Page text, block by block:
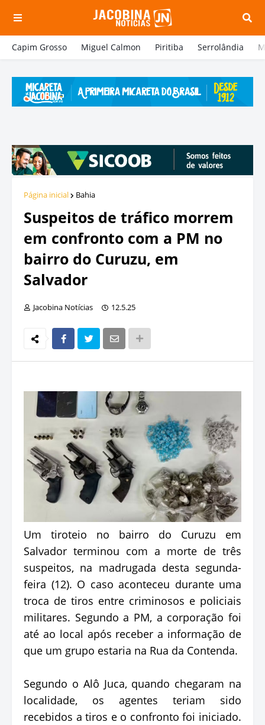
Capim Grosso Miguel Calmon Piritiba Serrolândia
Página inicial Bahia
Suspeitos de tráfico morrem
em confronto com a PM no
bairro do Curuzu, em
Salvador
Jacobina Notícias 12.5.25
Um tiroteio no bairro do Curuzu em
Salvador terminou com a morte de três
suspeitos, na madrugada desta segunda-
feira (12). O caso aconteceu durante uma
troca de tiros entre criminosos e policiais
militares. Segundo a PM, a corporação foi
até ao local após receber a informação de
que um grupo estaria na Rua da Contenda.
Segundo o Alô Juca, quando chegaram na
localidade, os agentes teriam sido
recebidos a tiros e o confronto foi iniciado.